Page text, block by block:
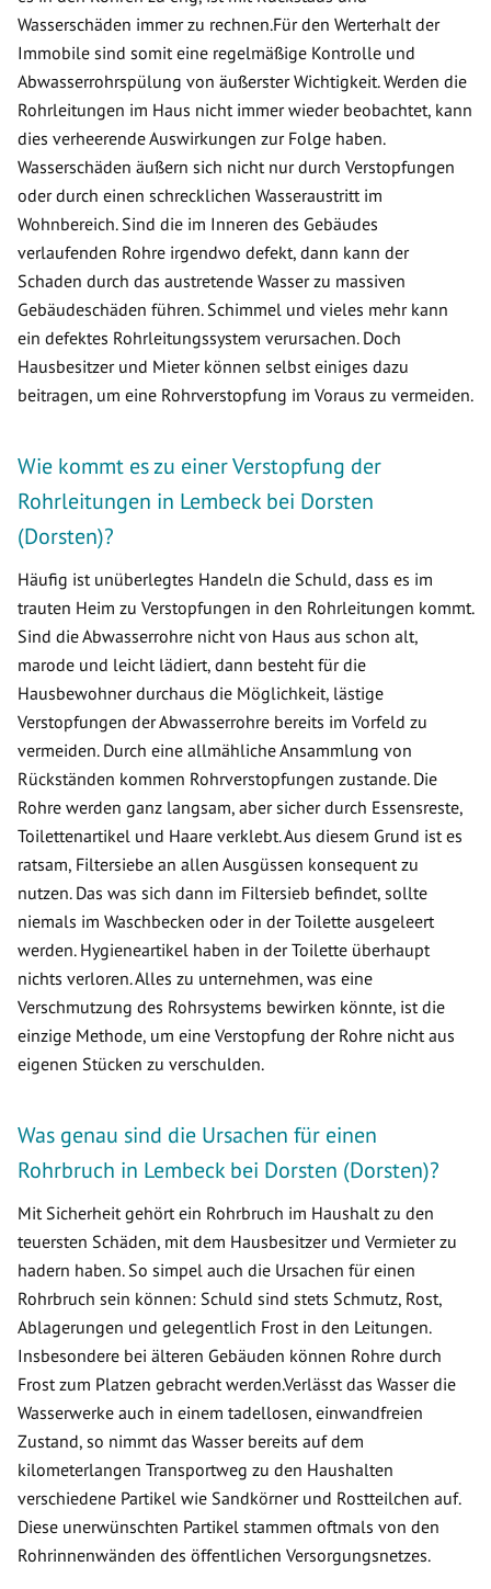
Wasserschäden immer zu rechnen.Für den Werterhalt der
Immobile sind somit eine regelmäßige Kontrolle und
Abwasserrohrspülung von äußerster Wichtigkeit. Werden die
Rohrleitungen im Haus nicht immer wieder beobachtet, kann
dies verheerende Auswirkungen zur Folge haben.
Wasserschäden äußern sich nicht nur durch Verstopfungen
oder durch einen schrecklichen Wasseraustritt im
Wohnbereich. Sind die im Inneren des Gebäudes
verlaufenden Rohre irgendwo defekt, dann kann der
Schaden durch das austretende Wasser zu massiven
Gebäudeschäden führen. Schimmel und vieles mehr kann
ein defektes Rohrleitungssystem verursachen. Doch
Hausbesitzer und Mieter können selbst einiges dazu
beitragen, um eine Rohrverstopfung im Voraus zu vermeiden.
Wie kommt es zu einer Verstopfung der
Rohrleitungen in Lembeck bei Dorsten
(Dorsten)?
Häufig ist unüberlegtes Handeln die Schuld, dass es im
trauten Heim zu Verstopfungen in den Rohrleitungen kommt.
Sind die Abwasserrohre nicht von Haus aus schon alt,
marode und leicht lädiert, dann besteht für die
Hausbewohner durchaus die Möglichkeit, lästige
Verstopfungen der Abwasserrohre bereits im Vorfeld zu
vermeiden. Durch eine allmähliche Ansammlung von
Rückständen kommen Rohrverstopfungen zustande. Die
Rohre werden ganz langsam, aber sicher durch Essensreste,
Toilettenartikel und Haare verklebt. Aus diesem Grund ist es
ratsam, Filtersiebe an allen Ausgüssen konsequent zu
nutzen. Das was sich dann im Filtersieb befindet, sollte
niemals im Waschbecken oder in der Toilette ausgeleert
werden. Hygieneartikel haben in der Toilette überhaupt
nichts verloren. Alles zu unternehmen, was eine
Verschmutzung des Rohrsystems bewirken könnte, ist die
einzige Methode, um eine Verstopfung der Rohre nicht aus
eigenen Stücken zu verschulden.
Was genau sind die Ursachen für einen
Rohrbruch in Lembeck bei Dorsten (Dorsten)?
Mit Sicherheit gehört ein Rohrbruch im Haushalt zu den
teuersten Schäden, mit dem Hausbesitzer und Vermieter zu
hadern haben. So simpel auch die Ursachen für einen
Rohrbruch sein können: Schuld sind stets Schmutz, Rost,
Ablagerungen und gelegentlich Frost in den Leitungen.
Insbesondere bei älteren Gebäuden können Rohre durch
Frost zum Platzen gebracht werden.Verlässt das Wasser die
Wasserwerke auch in einem tadellosen, einwandfreien
Zustand, so nimmt das Wasser bereits auf dem
kilometerlangen Transportweg zu den Haushalten
verschiedene Partikel wie Sandkörner und Rostteilchen auf.
Diese unerwünschten Partikel stammen oftmals von den
Rohrinnenwänden des öffentlichen Versorgungsnetzes.